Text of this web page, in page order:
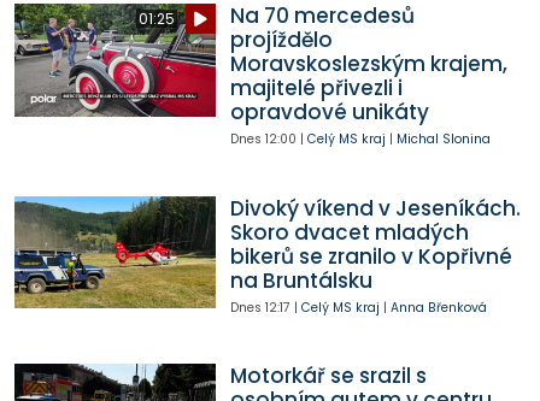
01:25
Na 70 mercedesů
projíždělo
Moravskoslezským krajem,
majitelé přivezli i
opravdové unikáty
Dnes 12:00 | Celý MS kraj | Michal Slonina
Divoký víkend v Jeseníkách.
Skoro dvacet mladých
bikerů se zranilo v Kopřivné
na Bruntálsku
Dnes 12:17 | Celý MS kraj | Anna Břenková
Motorkář se srazil s